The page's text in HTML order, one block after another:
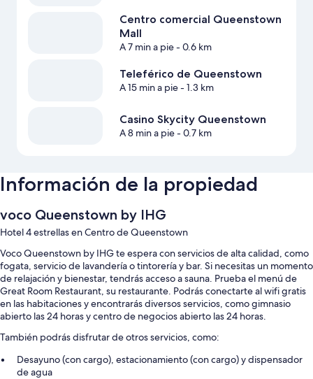
Centro comercial Queenstown
Mall
A 7 min a pie- 0.6 km
Teleférico de Queenstown
A 15 min a pie- 1.3 km
Casino Skycity Queenstown
A 8 min a pie- 0.7 km
Información de la propiedad
voco Queenstown by IHG
Hotel 4 estrellas en Centro de Queenstown
Voco Queenstown by IHG te espera con servicios de alta calidad, como
fogata, servicio de lavandería o tintorería y bar. Si necesitas un momento
de relajación y bienestar, tendrás acceso a sauna. Prueba el menú de
Great Room Restaurant, su restaurante. Podrás conectarte al wifi gratis
en las habitaciones y encontrarás diversos servicios, como gimnasio
abierto las 24 horas y centro de negocios abierto las 24 horas.
También podrás disfrutar de otros servicios, como:
Desayuno (con cargo), estacionamiento (con cargo) y dispensador
de agua